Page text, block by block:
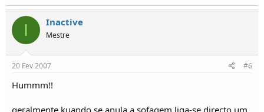
I Inactive
Mestre
20 Fev 2007 #6
Hummm!!
geralmente kuando se anula a sofagem liga-se directo um